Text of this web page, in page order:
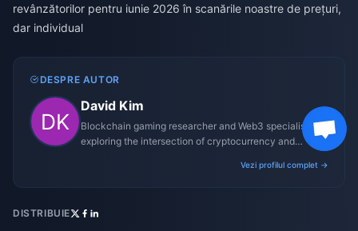
revânzătorilor pentru iunie 2026 în scanările noastre de prețuri,
dar individual
DESPRE AUTOR
David Kim
Blockchain gaming researcher and Web3 specialist
exploring the intersection of cryptocurrency and
Vezi profilul complet →
DISTRIBUIE